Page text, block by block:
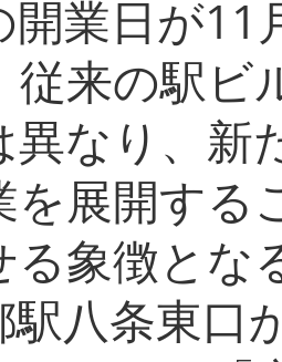
開業日が11
従来の駅ビ
異なり、新
を展開する
る象徴とな
駅八条東口